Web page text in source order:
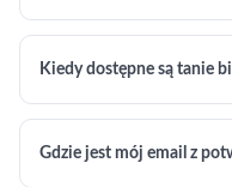
Kiedy dostępne są tanie
Gdzie jest mój email z